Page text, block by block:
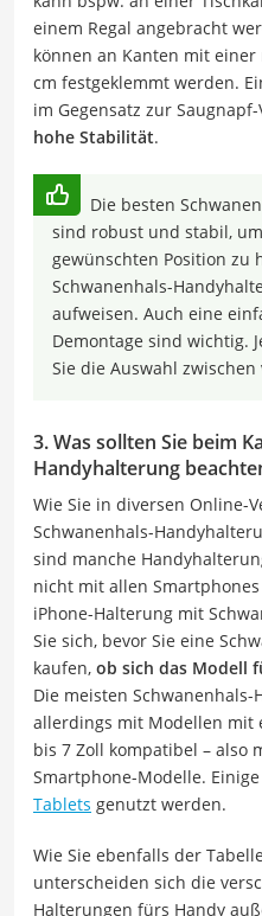
einem Regal angebracht
können an Kanten mit
cm festgeklemmt werden.
im Gegensatz zur
hohe Stabilität.
Die besten
sind robust und stabil,
gewünschten Position zu
Schwanenhals-
aufweisen. Auch eine
Demontage sind wichtig.
Sie die Auswahl
3. Was sollten Sie beim
Handyhalterung
Wie Sie in diversen Online-
Schwanenhals-
sind manche
nicht mit allen
iPhone-Halterung mit
Sie sich, bevor Sie eine
kaufen, ob sich das Modell
Die meisten
allerdings mit Modellen mit
bis 7 Zoll kompatibel – also
Smartphone-Modelle.
Tablets genutzt werden.
Wie Sie ebenfalls der
unterscheiden sich die
Halterungen fürs Handy